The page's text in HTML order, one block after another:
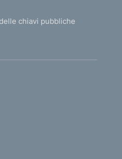
chiavi pubbliche